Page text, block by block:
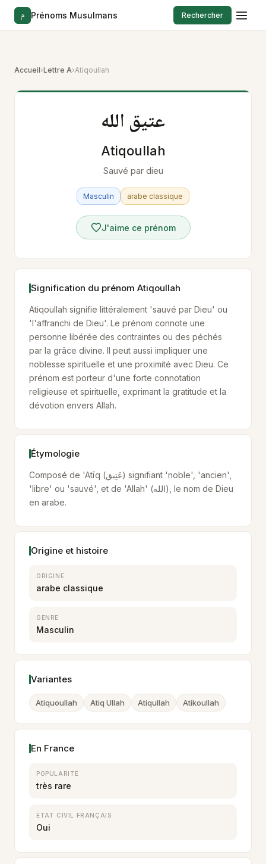
م Prénoms Musulmans Rechercher
Accueil›Lettre A›Atiqoullah
عتيق الله
Atiqoullah
Sauvé par dieu
Masculin arabe classique
J'aime ce prénom
Signification du prénom Atiqoullah
Atiqoullah signifie littéralement 'sauvé par Dieu' ou
'l'affranchi de Dieu'. Le prénom connote une
personne libérée des contraintes ou des péchés
par la grâce divine. Il peut aussi impliquer une
noblesse spirituelle et une proximité avec Dieu. Ce
prénom est porteur d'une forte connotation
religieuse et spirituelle, exprimant la gratitude et la
dévotion envers Allah.
Étymologie
Composé de 'Atīq (عَتِيق) signifiant 'noble', 'ancien',
'libre' ou 'sauvé', et de 'Allah' (الله), le nom de Dieu
en arabe.
Origine et histoire
ORIGINE
arabe classique
GENRE
Masculin
Variantes
Atiquoullah Atiq Ullah Atiqullah Atikoullah
En France
POPULARITÉ
très rare
ÉTAT CIVIL FRANÇAIS
Oui